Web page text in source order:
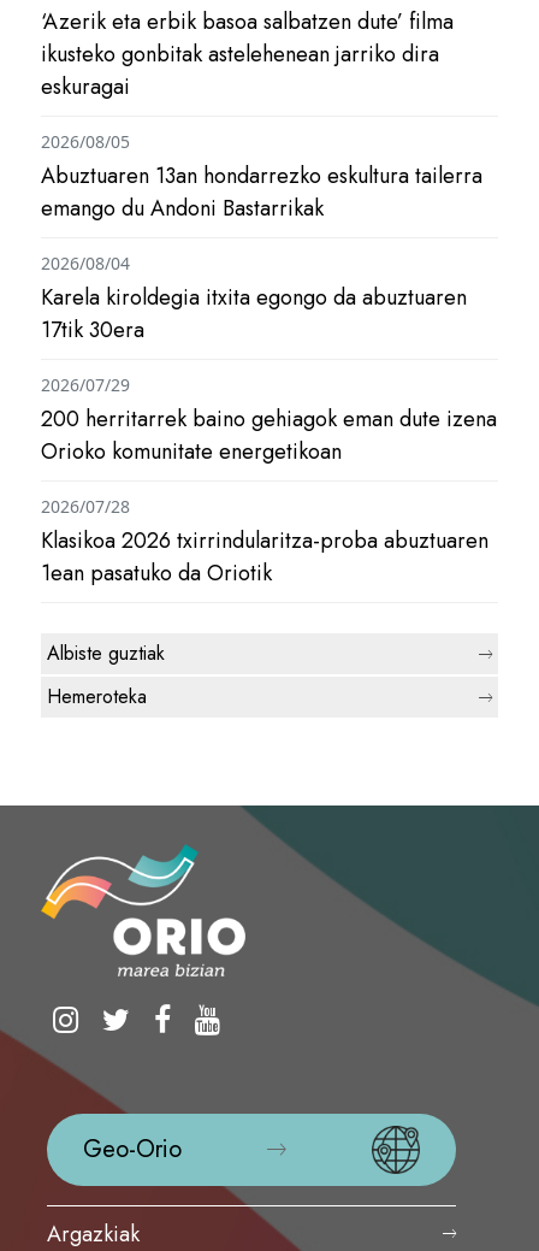
‘Azerik eta erbik basoa salbatzen dute’ filma
ikusteko gonbitak astelehenean jarriko dira
eskuragai
Abuztuaren 13an hondarrezko eskultura tailerra
emango du Andoni Bastarrikak
2026/08/05
Karela kiroldegia itxita egongo da abuztuaren
17tik 30era
2026/08/04
200 herritarrek baino gehiagok eman dute izena
Orioko komunitate energetikoan
2026/07/29
Klasikoa 2026 txirrindularitza-proba abuztuaren
1ean pasatuko da Oriotik
2026/07/28
Albiste guztiak
Hemeroteka
Geo-Orio
Argazkiak